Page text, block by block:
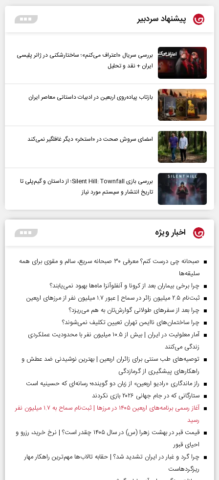
پیشنهاد سردبیر
بررسی سریال «اعتراف می‌کنم»؛ ساختارشکنی در ژانر پلیسی
ایران + نقد و تحلیل
بازتاب پیاده‌روی اربعین در ادبیات داستانی معاصر ایران
امضای سروش صحت در «استخر» دیگر غافلگیر نمی‌کند
بررسی بازی Silent Hill: Townfall؛ از داستان و گیم‌پلی تا
تاریخ انتشار و سیستم مورد نیاز
اخبار ویژه
صبحانه چی درست کنم؟ معرفی ۳۰ صبحانه سریع، سالم و مقوی برای همه
سلیقه‌ها
چرا برخی بیماران بعد از کرونا و آنفلوآنزا ماه‌ها بهبود نمی‌یابند؟
ثبت‌نام ۲.۵ میلیون زائر در سماح | عبور ۱.۷ میلیون نفر از مرز‌های اربعین
چرا بعد از سفرهای طولانی گوارش‌تان به هم می‌ریزد؟
چرا ساختمان‌های ناایمن تهران تعیین تکلیف نمی‌شوند؟
آمار معلولیت در ایران | بیش از ۱۰.۵ میلیون نفر با محدودیت عملکردی
زندگی می‌کنند
توصیه‌های طب سنتی برای زائران اربعین | بهترین نوشیدنی ضد عطش و
راهکارهای پیشگیری از گرمازدگی
راز ماندگاری «رادیو اربعین» از زبان دو گوینده؛ رسانه‌ای که حسینیه است
ستارگانی که در جام جهانی ۲۰۲۶ بازی نکردند
آغاز رسمی برنامه‌های اربعین ۱۴۰۵ در مرز‌ها | ثبت‌نام سماح به ۱.۷ میلیون نفر
رسید
قیمت قبر در بهشت زهرا (س) در سال ۱۴۰۵ چقدر است؟ | نرخ خرید، رزرو و
احیای قبور
چرا گرد و غبار در ایران تشدید شد؟ | حقابه تالاب‌ها مهم‌ترین راهکار مهار
ریزگردهاست